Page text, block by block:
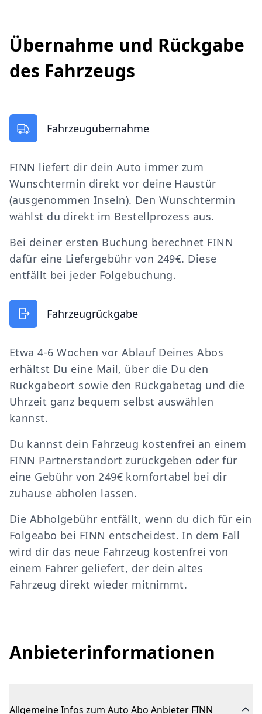
Übernahme und Rückgabe
des Fahrzeugs
Fahrzeugübernahme
FINN liefert dir dein Auto immer zum
Wunschtermin direkt vor deine Haustür
(ausgenommen Inseln). Den Wunschtermin
wählst du direkt im Bestellprozess aus.
Bei deiner ersten Buchung berechnet FINN
dafür eine Liefergebühr von 249€. Diese
entfällt bei jeder Folgebuchung.
Fahrzeugrückgabe
Etwa 4-6 Wochen vor Ablauf Deines Abos
erhältst Du eine Mail, über die Du den
Rückgabeort sowie den Rückgabetag und die
Uhrzeit ganz bequem selbst auswählen
kannst.
Du kannst dein Fahrzeug kostenfrei an einem
FINN Partnerstandort zurückgeben oder für
eine Gebühr von 249€ komfortabel bei dir
zuhause abholen lassen.
Die Abholgebühr entfällt, wenn du dich für ein
Folgeabo bei FINN entscheidest. In dem Fall
wird dir das neue Fahrzeug kostenfrei von
einem Fahrer geliefert, der dein altes
Fahrzeug direkt wieder mitnimmt.
Anbieterinformationen
Allgemeine Infos zum Auto Abo Anbieter FINN